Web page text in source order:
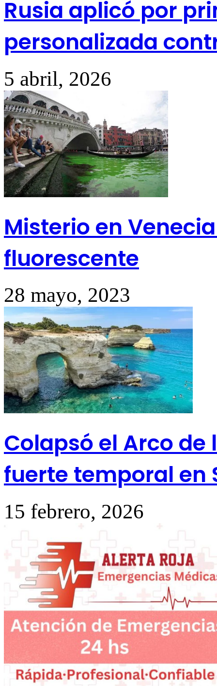
Rusia aplicó por
personalizada
5 abril, 2026
Misterio en
fluorescente
28 mayo, 2023
Colapsó el Arco
fuerte temporal en
15 febrero, 2026